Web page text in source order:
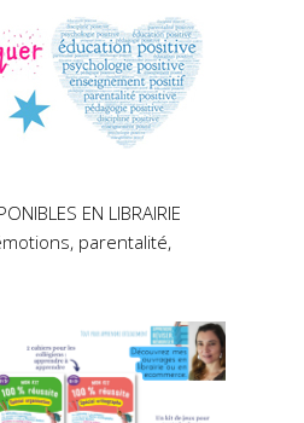
EN LIBRAIRIE
parentalité,